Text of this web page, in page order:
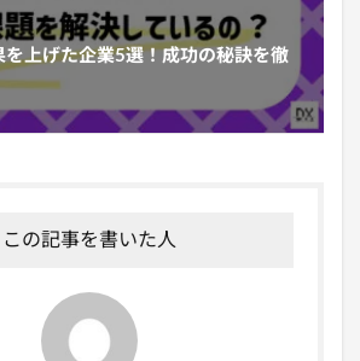
を上げた企業5選！成功の秘訣を徹
この記事を書いた人